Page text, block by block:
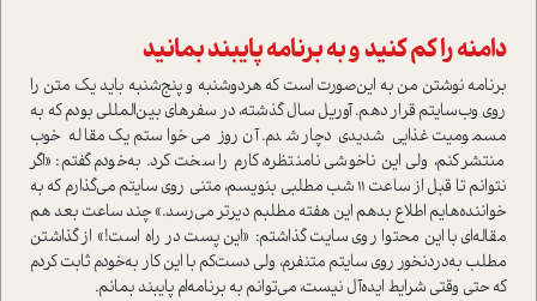
دامنه را کم کنید و به برنامه پایبند بمانید
برنامه نوشتن من به این‌صورت ا‌ست که هر‌دوشنبه و پنج‌شنبه باید یک متن را
روی وب‌سایتم قرار دهم. آوریل سال گذشته، در سفرهای بین‌المللی بودم که به
مسمومیت غذایی شدیدی دچار شدم. آن روز می‌خوا‌ستم یک مقاله خوب
منتشر کنم، ولی این ناخوشی نامنتظره، کارم را سخت کرد. به‌خودم گفتم: «اگر
نتوانم تا قبل از ساعت 11 شب مطلبی بنویسم، متنی روی سایتم می‌گذارم که به
خواننده‌هایم اطلاع بدهم این هفته مطلبم دیرتر می‌رسد.» چند ساعت بعد هم
مقاله‌ای با این محتوا روی سایت گذاشتم: «این پست در راه ا‌ست!» از گذاشتن
مطلب به‌دردنخور روی سایتم متنفرم، ولی دست‌کم با این کار به‌خودم ثابت کردم
که حتی وقتی شرایط ایده‌آل نیست، می‌توانم به برنامه‌ام پایبند بمانم.